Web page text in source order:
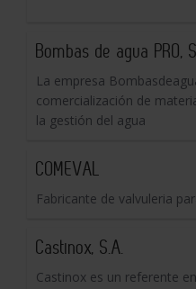
Bombas de agua PRO,
La empresa
comercialización de
la gestión del agua
COMEVAL
Fabricante de valvuleria
Castinox, S.A.
Castinox es un referente